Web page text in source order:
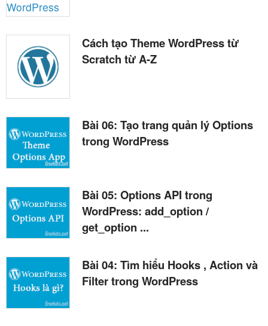
Cách tạo Theme WordPress từ
Scratch từ A-Z
Bài 06: Tạo trang quản lý Options
trong WordPress
Bài 05: Options API trong
WordPress: add_option /
get_option ...
Bài 04: Tìm hiểu Hooks , Action và
Filter trong WordPress